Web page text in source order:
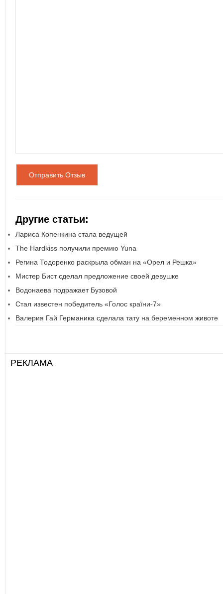
Отправить Отзыв
Другие статьи:
Лариса Копенкина стала ведущей
The Hardkiss получили премию Yuna
Регина Тодоренко раскрыла обман на «Орел и Решка»
Мистер Бист сделал предложение своей девушке
Водонаева подражает Бузовой
Стал известен победитель «Голос країни-7»
Валерия Гай Германика сделала тату на беременном животе
РЕКЛАМА